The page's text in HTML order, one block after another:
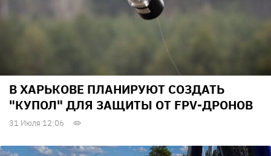
В ХАРЬКОВЕ ПЛАНИРУЮТ СОЗДАТЬ
"КУПОЛ" ДЛЯ ЗАЩИТЫ ОТ FPV-ДРОНОВ
31 Июля 12:06